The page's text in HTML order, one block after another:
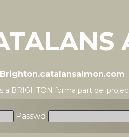
a BRIGHTON forma part del
Passwd